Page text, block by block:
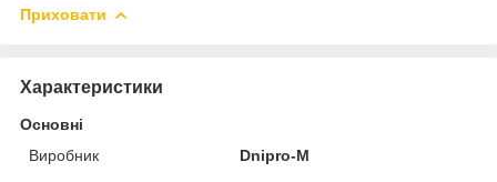
Приховати
Характеристики
Основні
Виробник
Dnipro-M